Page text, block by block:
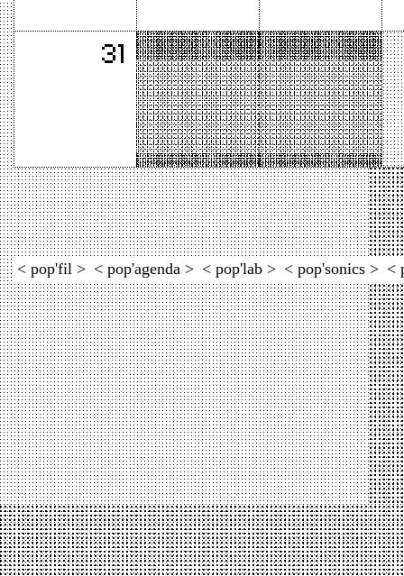
< pop'fil > < pop'agenda > < pop'lab > < pop'sonics > <